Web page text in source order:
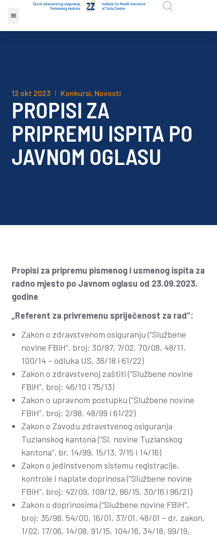
12 okt 2023 Konkursi, Novosti
PROPISI ZA
PRIPREMU ISPITA PO
JAVNOM OGLASU
Propisi za pripremu pismenog i usmenog ispita za
radno mjesto po Javnom oglasu od 23.09.2023.
godine
„Referent za privremenu spriječenost za rad“:
Zakon o zdravstvenom osiguranju (“Službene
novine FBiH”, broj: 30/97, 7/02, 70/08, 48/11,
100/14 – odluka US, 36/18 i 61/22)
Zakon o zdravstvenoj zaštiti (“Službene novine
FBiH”, broj: 46/10 i 75/13)
Zakon o upravnom postupku (“Službene novine
FBiH”, broj: 2/98, 48/99 i 61/22)
Zakon o Zavodu zdravstvenog osiguranja
Tuzlanskog kantona (“Sl. novine Tuzlanskog
kantona”, br. 14/99, 15/13, 7/15 i 14/16)
Zakon o jedinstvenom sistemu registracije,
kontrole i naplate doprinosa (“Službene novine
FBiH”, broj: 42/09, 109/12, 86/15, 30/16 i 96/21)
Zakon o doprinosima (“Službene novine FBiH”,
broj: 35/98, 54/00, 16/01, 37/01, 48/01 – dr. zakon,
1/02, 17/06, 14/08, 91/15, 104/16, 34/18, 99/19,